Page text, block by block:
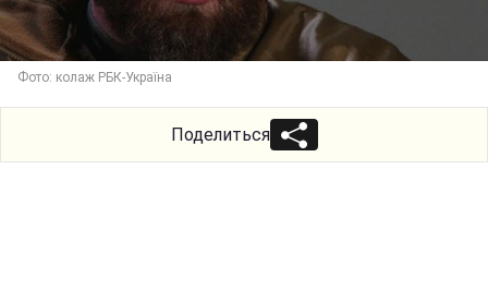
Фото: колаж РБК-Україна
Поделиться